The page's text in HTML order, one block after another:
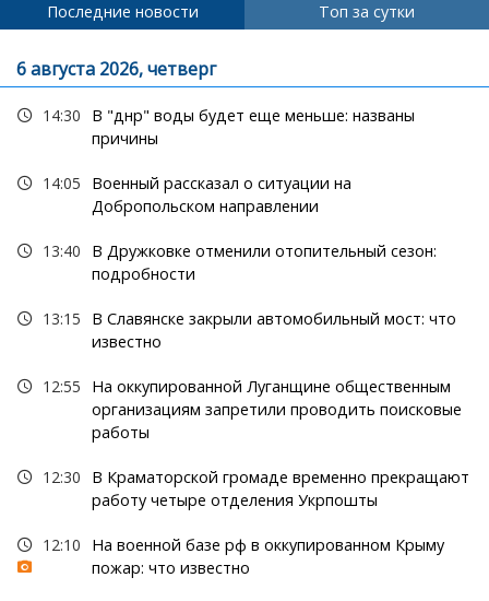
Последние новости Топ за сутки
6 августа 2026, четверг
14:30
В "днр" воды будет еще меньше: названы
причины
14:05
Военный рассказал о ситуации на
Добропольском направлении
13:40
В Дружковке отменили отопительный сезон:
подробности
13:15
В Славянске закрыли автомобильный мост: что
известно
12:55
На оккупированной Луганщине общественным
организациям запретили проводить поисковые
работы
12:30
В Краматорской громаде временно прекращают
работу четыре отделения Укрпошты
12:10
На военной базе рф в оккупированном Крыму
пожар: что известно